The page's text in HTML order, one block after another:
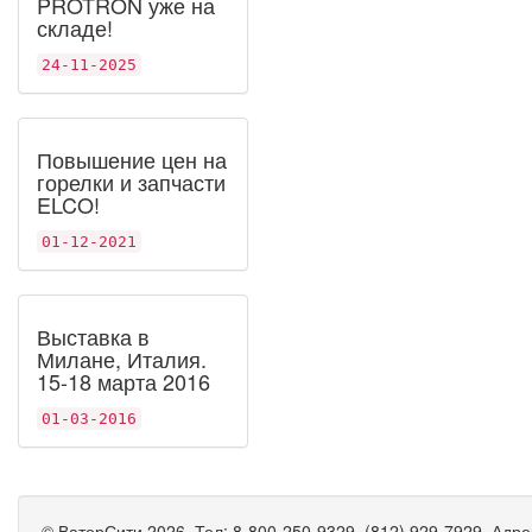
складе!
24-11-2025
Повышение цен на
горелки и запчасти
ELCO!
01-12-2021
Выставка в
Милане, Италия.
15-18 марта 2016
01-03-2016